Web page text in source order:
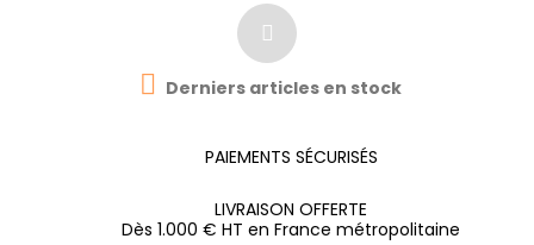
 Derniers articles en stock
PAIEMENTS SÉCURISÉS
LIVRAISON OFFERTE
Dès 1.000 € HT en France métropolitaine